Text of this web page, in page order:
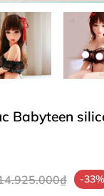
Babyteen
-33%